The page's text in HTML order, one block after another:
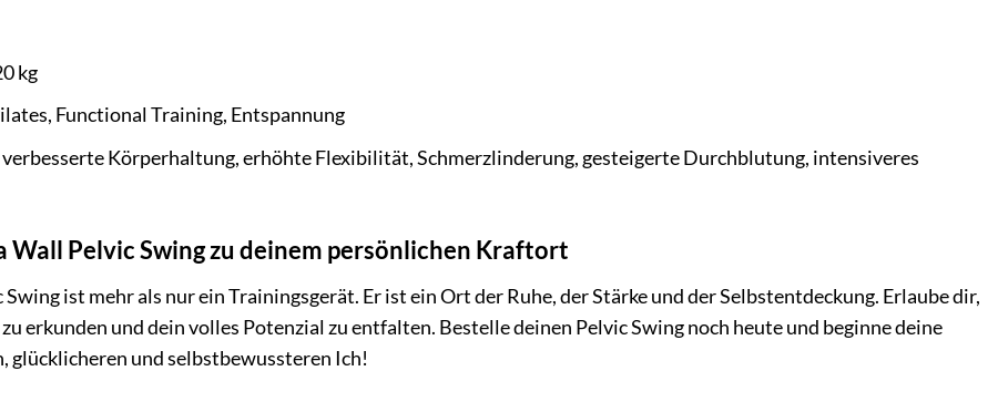
kg
Functional Training, Entspannung
verbesserte Körperhaltung, erhöhte Flexibilität, Schmerzlinderung, gesteigerte Durchblutung, intensiveres
Wall Pelvic Swing zu deinem persönlichen Kraftort
ist mehr als nur ein Trainingsgerät. Er ist ein Ort der Ruhe, der Stärke und der Selbstentdeckung. Erlaube dir,
erkunden und dein volles Potenzial zu entfalten. Bestelle deinen Pelvic Swing noch heute und beginne deine
glücklicheren und selbstbewussteren Ich!